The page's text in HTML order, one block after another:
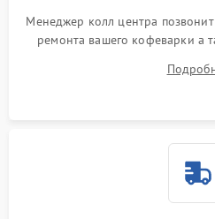
Менеджер колл центра
ремонта вашего кофеварки а